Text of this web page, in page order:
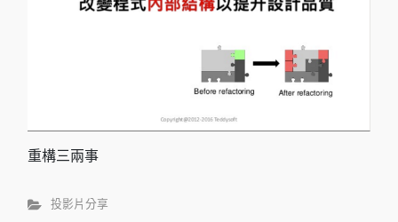
重構三兩事
投影片分享